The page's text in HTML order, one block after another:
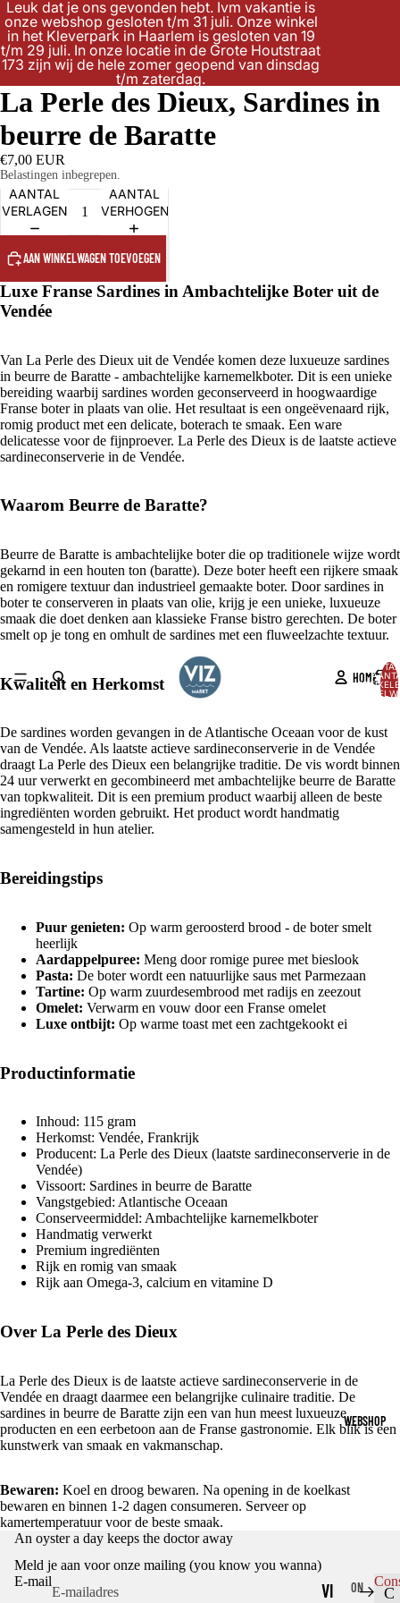
Leuk dat je ons gevonden hebt. Ivm vakantie is
onze webshop gesloten t/m 31 juli. Onze winkel
in het Kleverpark in Haarlem is gesloten van 19
t/m 29 juli. In onze locatie in de Grote Houtstraat
173 zijn wij de hele zomer geopend van dinsdag
t/m zaterdag.
HOME
WEBSHOP
VI
ON
C
OPENEN
IN
VOLLEDIG
SCHERM
La Perle des Dieux, Sardines in
beurre de Baratte
€7,00 EUR
Belastingen inbegrepen.
AANTAL
VERLAGEN
AANTAL
VERHOGEN
AAN WINKELWAGEN TOEVOEGEN
Luxe Franse Sardines in Ambachtelijke Boter uit de
Vendée
Van La Perle des Dieux uit de Vendée komen deze luxueuze sardines
in beurre de Baratte - ambachtelijke karnemelkboter. Dit is een unieke
bereiding waarbij sardines worden geconserveerd in hoogwaardige
Franse boter in plaats van olie. Het resultaat is een ongeëvenaard rijk,
romig product met een delicate, boterach te smaak. Een ware
delicatesse voor de fijnproever. La Perle des Dieux is de laatste actieve
sardineconserverie in de Vendée.
Waarom Beurre de Baratte?
Beurre de Baratte is ambachtelijke boter die op traditionele wijze wordt
gekarnd in een houten ton (baratte). Deze boter heeft een rijkere smaak
en romigere textuur dan industrieel gemaakte boter. Door sardines in
boter te conserveren in plaats van olie, krijg je een unieke, luxueuze
smaak die doet denken aan klassieke Franse bistro gerechten. De boter
smelt op je tong en omhult de sardines met een fluweelzachte textuur.
Kwaliteit en Herkomst
De sardines worden gevangen in de Atlantische Oceaan voor de kust
van de Vendée. Als laatste actieve sardineconserverie in de Vendée
draagt La Perle des Dieux een belangrijke traditie. De vis wordt binnen
24 uur verwerkt en gecombineerd met ambachtelijke beurre de Baratte
van topkwaliteit. Dit is een premium product waarbij alleen de beste
ingrediënten worden gebruikt. Het product wordt handmatig
samengesteld in hun atelier.
Bereidingstips
Puur genieten: Op warm geroosterd brood - de boter smelt
heerlijk
Aardappelpuree: Meng door romige puree met bieslook
Pasta: De boter wordt een natuurlijke saus met Parmezaan
Tartine: Op warm zuurdesembrood met radijs en zeezout
Omelet: Verwarm en vouw door een Franse omelet
Luxe ontbijt: Op warme toast met een zachtgekookt ei
Productinformatie
Inhoud: 115 gram
Herkomst: Vendée, Frankrijk
Producent: La Perle des Dieux (laatste sardineconserverie in de
Vendée)
Vissoort: Sardines in beurre de Baratte
Vangstgebied: Atlantische Oceaan
Conserveermiddel: Ambachtelijke karnemelkboter
Handmatig verwerkt
Premium ingrediënten
Rijk en romig van smaak
Rijk aan Omega-3, calcium en vitamine D
Over La Perle des Dieux
La Perle des Dieux is de laatste actieve sardineconserverie in de
Vendée en draagt daarmee een belangrijke culinaire traditie. De
sardines in beurre de Baratte zijn een van hun meest luxueuze
producten en een eerbetoon aan de Franse gastronomie. Elk blik is een
kunstwerk van smaak en vakmanschap.
Bewaren: Koel en droog bewaren. Na opening in de koelkast
bewaren en binnen 1-2 dagen consumeren. Serveer op
kamertemperatuur voor de beste smaak.
An oyster a day keeps the doctor away
Meld je aan voor onze mailing (you know you wanna)
E-mail
Privacybeleid
Terugbetalingsbeleid
Algemene voorwaarden
Contactgegevens